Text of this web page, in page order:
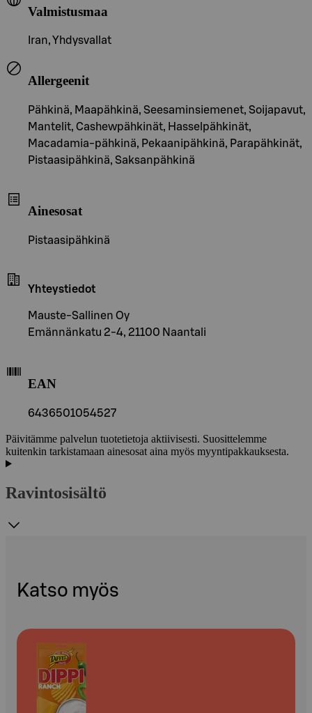
Valmistusmaa
Iran, Yhdysvallat
Allergeenit
Pähkinä, Maapähkinä, Seesaminsiemenet, Soijapavut,
Mantelit, Cashewpähkinät, Hasselpähkinät,
Macadamia-pähkinä, Pekaanipähkinä, Parapähkinät,
Pistaasipähkinä, Saksanpähkinä
Ainesosat
Pistaasipähkinä
Yhteystiedot
Mauste-Sallinen Oy
Emännänkatu 2-4, 21100 Naantali
EAN
6436501054527
Päivitämme palvelun tuotetietoja aktiivisesti. Suosittelemme
kuitenkin tarkistamaan ainesosat aina myös myyntipakkauksesta.
Ravintosisältö
Katso myös